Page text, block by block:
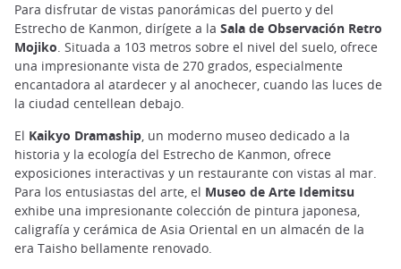
Para disfrutar de vistas panorámicas del puerto y del
Estrecho de Kanmon, dirígete a la Sala de Observación Retro
Mojiko. Situada a 103 metros sobre el nivel del suelo, ofrece
una impresionante vista de 270 grados, especialmente
encantadora al atardecer y al anochecer, cuando las luces de
la ciudad centellean debajo.
El Kaikyo Dramaship , un moderno museo dedicado a la
historia y la ecología del Estrecho de Kanmon, ofrece
exposiciones interactivas y un restaurante con vistas al mar.
Para los entusiastas del arte, el Museo de Arte Idemitsu
exhibe una impresionante colección de pintura japonesa,
caligrafía y cerámica de Asia Oriental en un almacén de la
era Taisho bellamente renovado.